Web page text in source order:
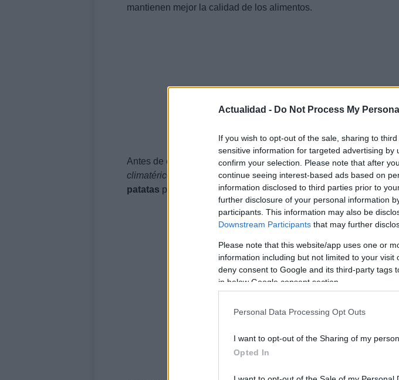
Actualidad - Do Not Process My
If you wish to opt-out of the sale, sharing to
sensitive information for targeted advertising
confirm your selection. Please note that after
continue seeing interest-based ads based on
information disclosed to third parties prior to
further disclosure of your personal information
participants. This information may also be
Downstream Participants that may further
Please note that this website/app uses one or
information including but not limited to your
deny consent to Google and its third-party tags
in below Google consent section.
Personal Data Processing Opt Outs
I want to opt-out of the Sharing of my
Opted In
mantienen mejor la calidad de los alimentos.
Antes de entrar en consejos concretos conviene definir
climatérico
describe frutas o tubérculos que siguen madurando
patatas pertenecen a este grupo y continúan produciendo